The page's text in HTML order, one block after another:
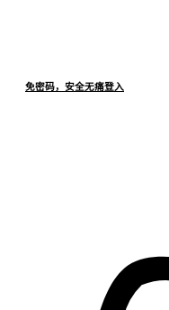
免密码，安全无痛登入